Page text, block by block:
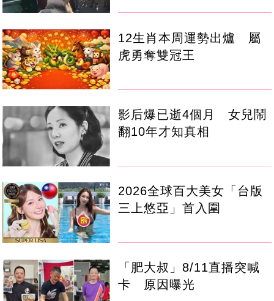
12生肖本周運勢出爐 屬
虎勇奪雙冠王
影后爆已逝4個月 女兒鬧
翻10年才知真相
2026全球百大美女「台版
三上悠亞」首入圍
「肥大叔」8/11直播突喊
卡 原因曝光